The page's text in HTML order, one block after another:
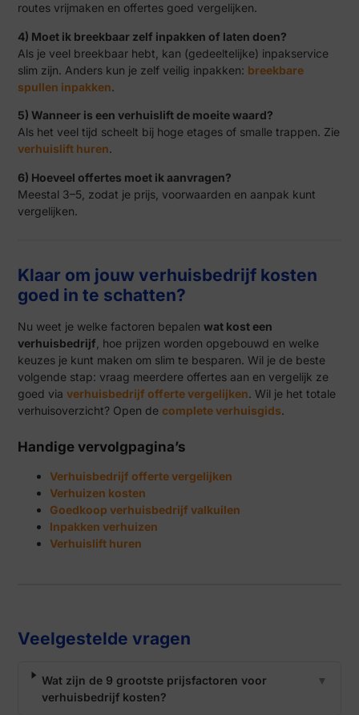
routes vrijmaken en offertes goed vergelijken.
4) Moet ik breekbaar zelf inpakken of laten doen?
Als je veel breekbaar hebt, kan (gedeeltelijke) inpakservice
slim zijn. Anders kun je zelf veilig inpakken: breekbare
spullen inpakken.
5) Wanneer is een verhuislift de moeite waard?
Als het veel tijd scheelt bij hoge etages of smalle trappen. Zie
verhuislift huren.
6) Hoeveel offertes moet ik aanvragen?
Meestal 3–5, zodat je prijs, voorwaarden en aanpak kunt
vergelijken.
Klaar om jouw verhuisbedrijf kosten
goed in te schatten?
Nu weet je welke factoren bepalenwat kost een
verhuisbedrijf , hoe prijzen worden opgebouwd en welke
keuzes je kunt maken om slim te besparen. Wil je de beste
volgende stap: vraag meerdere offertes aan en vergelijk ze
goed viaverhuisbedrijf offerte vergelijken. Wil je het totale
verhuisoverzicht? Open decomplete verhuisgids.
Handige vervolgpagina’s
Verhuisbedrijf offerte vergelijken
Verhuizen kosten
Goedkoop verhuisbedrijf valkuilen
Inpakken verhuizen
Verhuislift huren
Veelgestelde vragen
Wat zijn de 9 grootste prijsfactoren voor
verhuisbedrijf kosten?
▼